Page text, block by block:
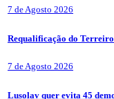
7 de Agosto 2026
Requalificação do
7 de Agosto 2026
Lusolav quer evita 45